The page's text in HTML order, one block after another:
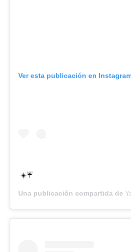
Ver esta publicación en
☀️☔️
Una publicación compartida de